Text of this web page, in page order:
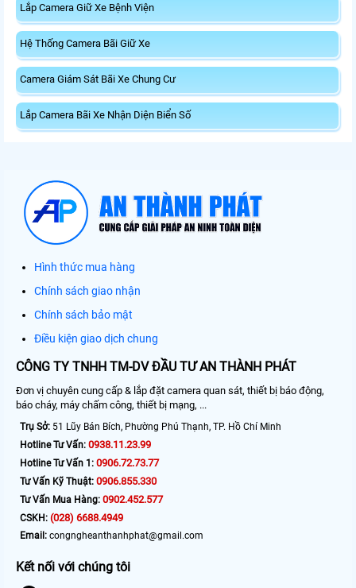
Lắp Camera Giữ Xe Bệnh Viện
Hệ Thống Camera Bãi Giữ Xe
Camera Giám Sát Bãi Xe Chung Cư
Lắp Camera Bãi Xe Nhận Diện Biển Số
Hình thức mua hàng
Chính sách giao nhận
Chính sách bảo mật
Điều kiện giao dịch chung
CÔNG TY TNHH TM-DV ĐẦU TƯ AN THÀNH PHÁT
Đơn vị chuyên cung cấp & lắp đặt camera quan sát, thiết bị báo động,
báo cháy, máy chấm công, thiết bị mạng, ...
Trụ Sở: 51 Lũy Bán Bích, Phường Phú Thạnh, TP. Hồ Chí Minh
Hotline Tư Vấn: 0938.11.23.99
Hotline Tư Vấn 1: 0906.72.73.77
Tư Vấn Kỹ Thuật: 0906.855.330
Tư Vấn Mua Hàng: 0902.452.577
CSKH: (028) 6688.4949
Email: congngheanthanhphat@gmail.com
Kết nối với chúng tôi